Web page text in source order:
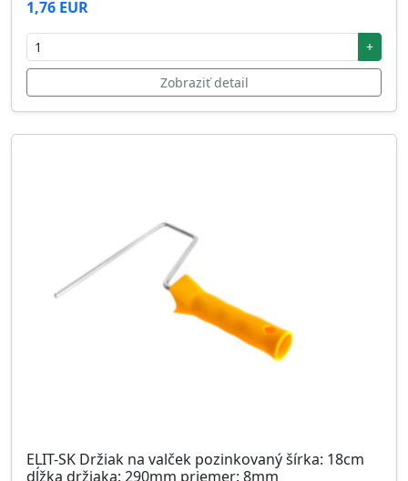
1,76 EUR
+
Zobraziť detail
ELIT-SK Držiak na valček pozinkovaný šírka: 18cm
dĺžka držiaka: 290mm priemer: 8mm